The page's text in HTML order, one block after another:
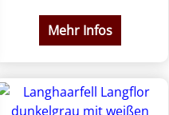
Mehr Infos